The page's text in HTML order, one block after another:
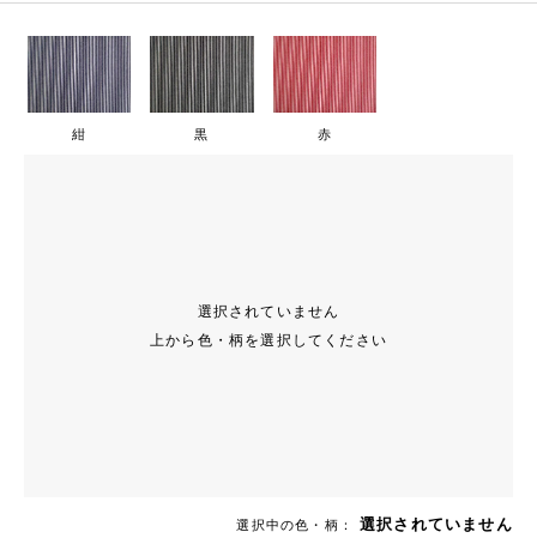
紺 黒 赤
選択されていません
上から色・柄を選択してください
選択中の色・柄： 選択されていません